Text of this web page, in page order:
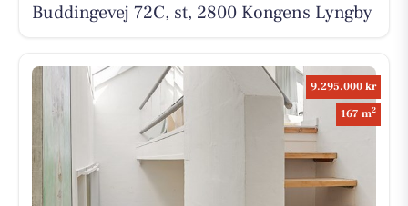
Buddingevej 72C, st, 2800 Kongens Lyngby
9.295.000 kr
167 m2